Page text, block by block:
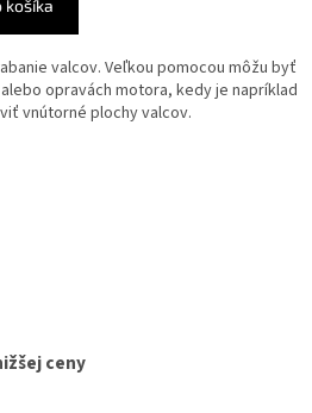
košíka
valcov. Veľkou pomocou môžu byť
opravách motora, kedy je napríklad
vnútorné plochy valcov.
ceny